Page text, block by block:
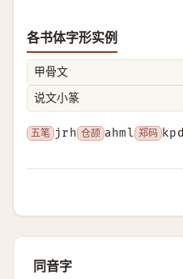
各书体字形实例
甲骨文
说文小篆
五笔 jrh 仓颉 ahml 郑码 kpd
同音字